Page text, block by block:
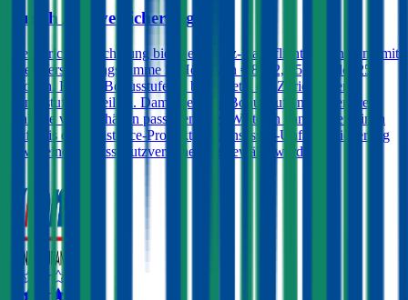
Zurich Autoversicherung
Die Zurich Versicherung bietet eine Kfz-Haftpflichtversicherung mit
einer Versicherungssumme in Höhe von € 8, 12, 15, 20 oder 25
Mio. an. Für die Bonusstufen 0 bis 3 bietet die Zurich einen
Bonusstufenvorteil an. Damit geht die Bonusstufe nicht verloren,
egal wie viele Schäden passieren. Des Weiteren kann gegen einen
Aufpreis ein Assistance-Produkt, eine Insassen-Unfallversicherung
sowie eine Rechtsschutzversicherung gewählt werden.